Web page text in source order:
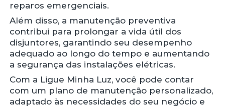
reparos emergenciais.
Além disso, a manutenção preventiva
contribui para prolongar a vida útil dos
disjuntores, garantindo seu desempenho
adequado ao longo do tempo e aumentando
a segurança das instalações elétricas.
Com a Ligue Minha Luz, você pode contar
com um plano de manutenção personalizado,
adaptado às necessidades do seu negócio e